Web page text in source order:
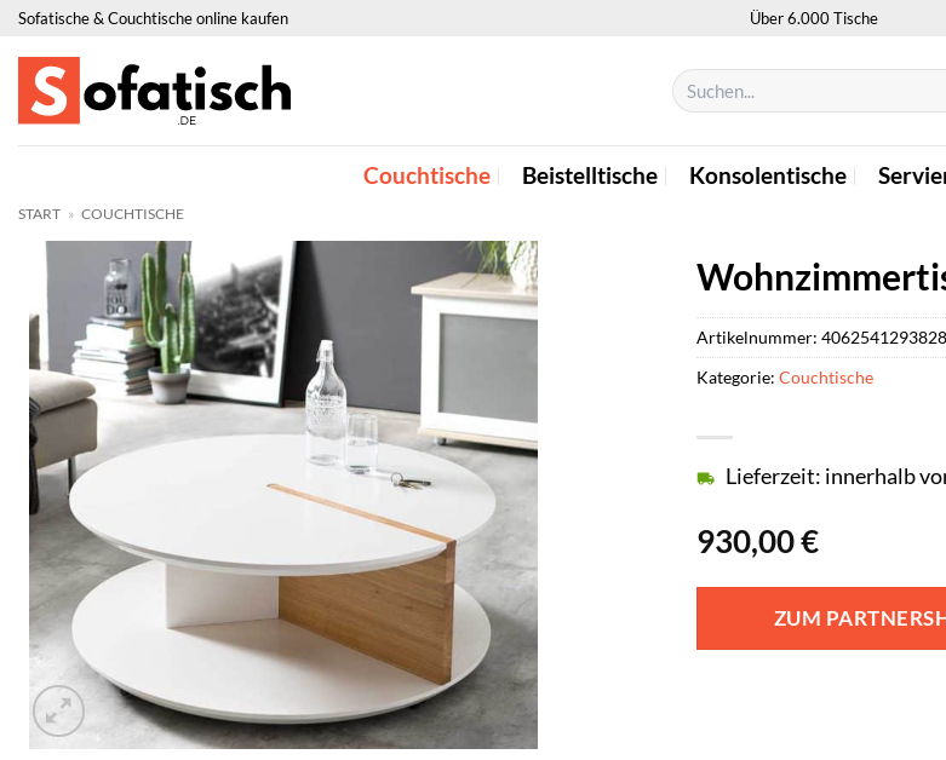
Zum
springen
Sofatische & Couchtische online kaufen Über 6.000 Tische
Suchen
nach:
Couchtische Beistelltische Konsolentische
START » COUCHTISCHE
930,00€
Lieferzeit: innerhalb
ZUM
Artikelnummer: 4062541293828
Kategorie: Couchtische